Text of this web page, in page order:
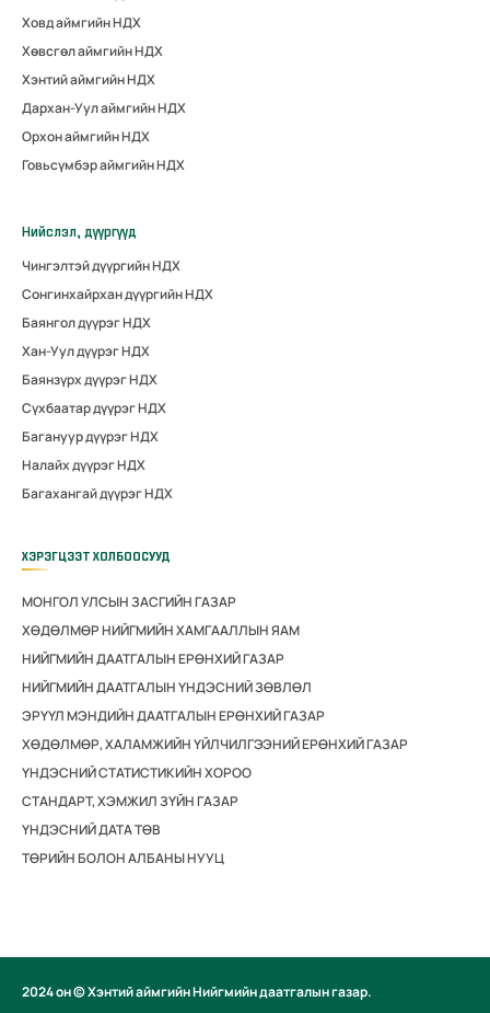
Ховд аймгийн НДХ
Хөвсгөл аймгийн НДХ
Хэнтий аймгийн НДХ
Дархан-Уул аймгийн НДХ
Орхон аймгийн НДХ
Говьсүмбэр аймгийн НДХ
Нийслэл, дүүргүүд
Чингэлтэй дүүргийн НДХ
Сонгинхайрхан дүүргийн НДХ
Баянгол дүүрэг НДХ
Хан-Уул дүүрэг НДХ
Баянзүрх дүүрэг НДХ
Сүхбаатар дүүрэг НДХ
Багануур дүүрэг НДХ
Налайх дүүрэг НДХ
Багахангай дүүрэг НДХ
ХЭРЭГЦЭЭТ ХОЛБООСУУД
МОНГОЛ УЛСЫН ЗАСГИЙН ГАЗАР
ХӨДӨЛМӨР НИЙГМИЙН ХАМГААЛЛЫН ЯАМ
НИЙГМИЙН ДААТГАЛЫН ЕРӨНХИЙ ГАЗАР
НИЙГМИЙН ДААТГАЛЫН ҮНДЭСНИЙ ЗӨВЛӨЛ
ЭРҮҮЛ МЭНДИЙН ДААТГАЛЫН ЕРӨНХИЙ ГАЗАР
ХӨДӨЛМӨР, ХАЛАМЖИЙН ҮЙЛЧИЛГЭЭНИЙ ЕРӨНХИЙ ГАЗАР
ҮНДЭСНИЙ СТАТИСТИКИЙН ХОРОО
СТАНДАРТ, ХЭМЖИЛ ЗҮЙН ГАЗАР
ҮНДЭСНИЙ ДАТА ТӨВ
ТӨРИЙН БОЛОН АЛБАНЫ НУУЦ
2024 он © Хэнтий аймгийн Нийгмийн даатгалын газар.